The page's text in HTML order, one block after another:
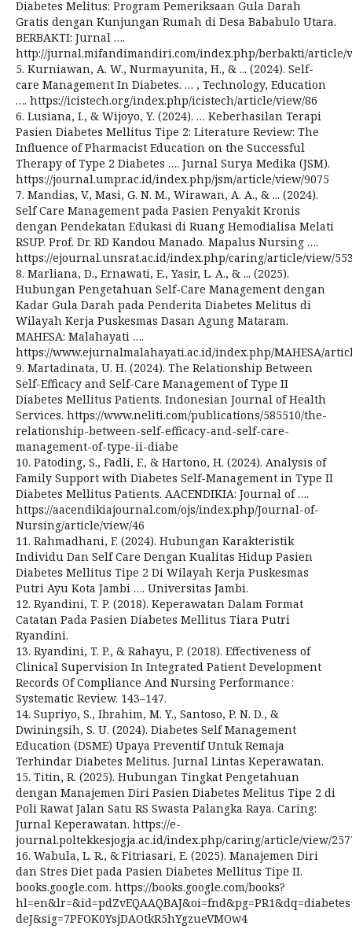
Diabetes Melitus: Program Pemeriksaan Gula Darah
Gratis dengan Kunjungan Rumah di Desa Bababulo Utara.
BERBAKTI: Jurnal ….
http://jurnal.mifandimandiri.com/index.php/berbakti/article/
5. Kurniawan, A. W., Nurmayunita, H., & ... (2024). Self-
care Management In Diabetes. … , Technology, Education
…. https://icistech.org/index.php/icistech/article/view/86
6. Lusiana, I., & Wijoyo, Y. (2024). … Keberhasilan Terapi
Pasien Diabetes Mellitus Tipe 2: Literature Review: The
Influence of Pharmacist Education on the Successful
Therapy of Type 2 Diabetes …. Jurnal Surya Medika (JSM).
https://journal.umpr.ac.id/index.php/jsm/article/view/9075
7. Mandias, V., Masi, G. N. M., Wirawan, A. A., & ... (2024).
Self Care Management pada Pasien Penyakit Kronis
dengan Pendekatan Edukasi di Ruang Hemodialisa Melati
RSUP. Prof. Dr. RD Kandou Manado. Mapalus Nursing ….
https://ejournal.unsrat.ac.id/index.php/caring/article/view/
8. Marliana, D., Ernawati, E., Yasir, L. A., & ... (2025).
Hubungan Pengetahuan Self-Care Management dengan
Kadar Gula Darah pada Penderita Diabetes Melitus di
Wilayah Kerja Puskesmas Dasan Agung Mataram.
MAHESA: Malahayati ….
https://www.ejurnalmalahayati.ac.id/index.php/MAHESA/
9. Martadinata, U. H. (2024). The Relationship Between
Self-Efficacy and Self-Care Management of Type II
Diabetes Mellitus Patients. Indonesian Journal of Health
Services. https://www.neliti.com/publications/585510/the-
relationship-between-self-efficacy-and-self-care-
management-of-type-ii-diabe
10. Patoding, S., Fadli, F., & Hartono, H. (2024). Analysis of
Family Support with Diabetes Self-Management in Type II
Diabetes Mellitus Patients. AACENDIKIA: Journal of ….
https://aacendikiajournal.com/ojs/index.php/Journal-of-
Nursing/article/view/46
11. Rahmadhani, F. (2024). Hubungan Karakteristik
Individu Dan Self Care Dengan Kualitas Hidup Pasien
Diabetes Mellitus Tipe 2 Di Wilayah Kerja Puskesmas
Putri Ayu Kota Jambi …. Universitas Jambi.
12. Ryandini, T. P. (2018). Keperawatan Dalam Format
Catatan Pada Pasien Diabetes Mellitus Tiara Putri
Ryandini.
13. Ryandini, T. P., & Rahayu, P. (2018). Effectiveness of
Clinical Supervision In Integrated Patient Development
Records Of Compliance And Nursing Performance :
Systematic Review. 143–147.
14. Supriyo, S., Ibrahim, M. Y., Santoso, P. N. D., &
Dwiningsih, S. U. (2024). Diabetes Self Management
Education (DSME) Upaya Preventif Untuk Remaja
Terhindar Diabetes Melitus. Jurnal Lintas Keperawatan.
15. Titin, R. (2025). Hubungan Tingkat Pengetahuan
dengan Manajemen Diri Pasien Diabetes Melitus Tipe 2 di
Poli Rawat Jalan Satu RS Swasta Palangka Raya. Caring:
Jurnal Keperawatan. https://e-
journal.poltekkesjogja.ac.id/index.php/caring/article/view/
16. Wabula, L. R., & Fitriasari, E. (2025). Manajemen Diri
dan Stres Diet pada Pasien Diabetes Mellitus Tipe II.
books.google.com. https://books.google.com/books?
deJ&sig=7PFOK0YsjDAOtkR5hYgzueVMOw4